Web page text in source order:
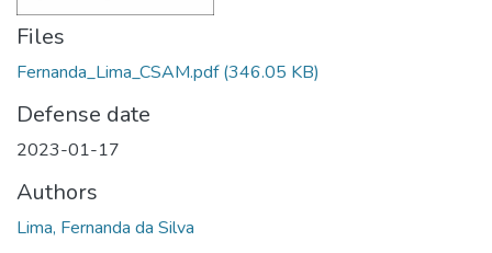
Files
Fernanda_Lima_CSAM.pdf(346.05 KB)
Defense date
2023-01-17
Authors
Lima, Fernanda da Silva